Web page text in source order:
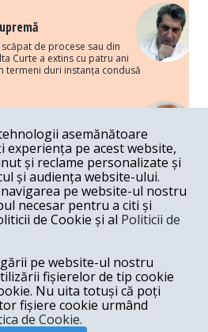
de procese sau din
Curte a extins cu patru ani
termeni duri instanța condusă
haosului politic
cu retorica falsă a
care, de fapt, ascunde
și a averilor unor caste.
din partea românilor
sunt voci care lansează
unui politician care deranjează un
într-un anumit moment.
istorice
asemănătoare
pe acest website,
și reclame personalizate și
și audiența website-ului.
pe website-ul nostru
necesar pentru a citi și
de Cookie și al Politicii de
pe website-ul nostru
fișierelor de tip cookie
Nu uita totuși că poți
fișiere cookie urmând
de Cookie.